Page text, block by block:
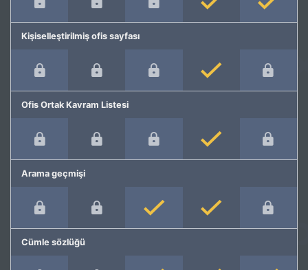
Kişiselleştirilmiş ofis sayfası
Ofis Ortak Kavram Listesi
Arama geçmişi
Cümle sözlüğü